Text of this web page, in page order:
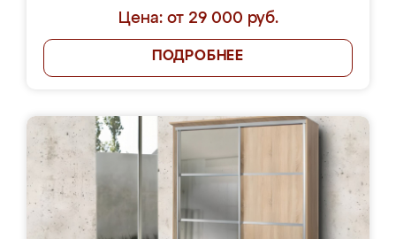
Цена: от 29 000 руб.
ПОДРОБНЕЕ